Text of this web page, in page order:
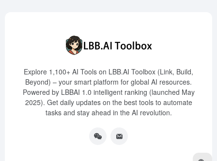
Explore 1,100+ AI Tools on LBB.AI Toolbox (Link, Build,
Beyond) – your smart platform for global AI resources.
Powered by LBBAI 1.0 intelligent ranking (launched May
2025). Get daily updates on the best tools to automate
tasks and stay ahead in the AI revolution.